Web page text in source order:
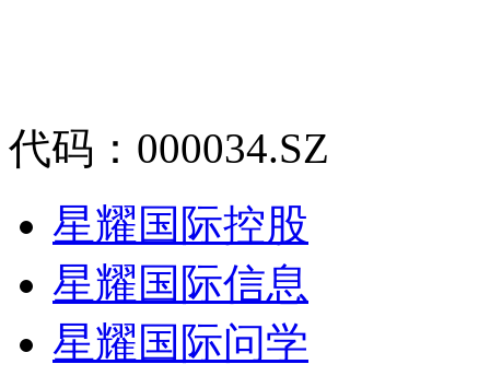
代码：000034.SZ
星耀国际控股
星耀国际信息
星耀国际问学